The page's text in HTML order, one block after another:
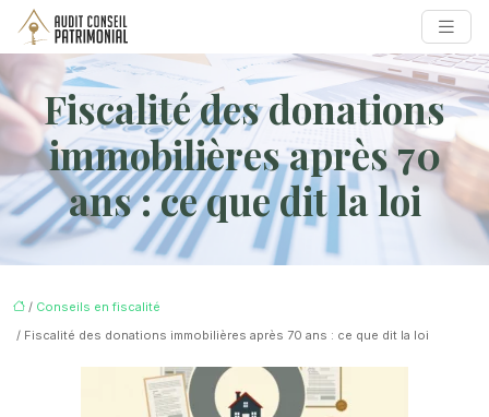
Fiscalité des donations
immobilières après 70
ans : ce que dit la loi
/ Conseils en fiscalité
/ Fiscalité des donations immobilières après 70 ans : ce que dit la loi